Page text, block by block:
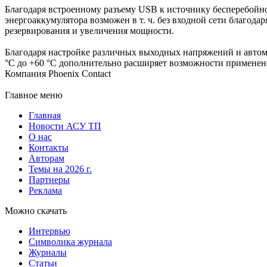
Благодаря встроенному разъему USB к источнику
энергоаккумулятора возможен в т. ч. без входной сети
резервирования и увеличения мощности.
Благодаря настройке различных выходных напряжений и
°C до +60 °C дополнительно расширяет возможности
Компания Phoenix Contact
Главное меню
Главная
Новости АСУ ТП
О нас
Контакты
Авторам
Темы на 2026 г.
Партнеры
Реклама
Можно скачать
Интервью
Символика журнала
Журналы
Статьи